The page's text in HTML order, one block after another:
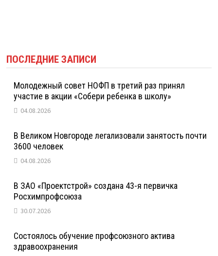
ПОСЛЕДНИЕ ЗАПИСИ
Молодежный совет НОФП в третий раз принял
участие в акции «Собери ребенка в школу»
04.08.2026
В Великом Новгороде легализовали занятость почти
3600 человек
04.08.2026
В ЗАО «Проектстрой» создана 43-я первичка
Росхимпрофсоюза
30.07.2026
Состоялось обучение профсоюзного актива
здравоохранения